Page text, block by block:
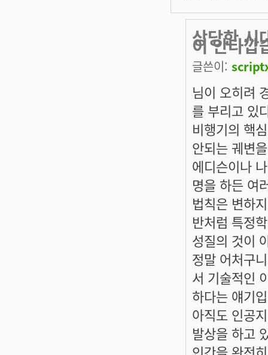
상당한 시
이 안타깝
글쓴이:
님이 오히려
를 부리고 있
비행기의 핵
안되는 궤변
에디슨이나
명을 하든 여
법칙은 변하
반처럼 특정
성질의 것이
정말 어처구
서 기술적인
하다는 얘기
아직도 인공
발상을 하고
인간을 완전